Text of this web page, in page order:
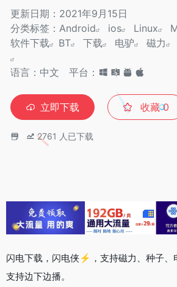
更新日期：2021年9月15日
分类标签： Android ios Linux
软件下载
BT 下载 电驴 磁力
语言：中文 平台：
立即下载 收藏0
2761 人已下载
闪电下载，闪电侠⚡️，支持磁力、种子、
支持边下边播。